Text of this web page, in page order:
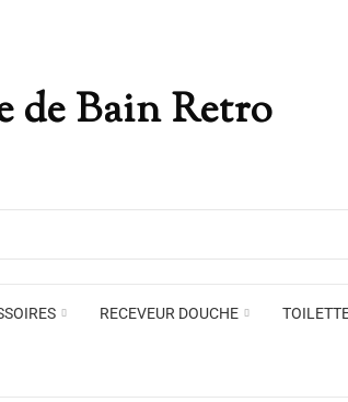
de Bain Retro
RECEVEUR DOUCHE
Miroirs